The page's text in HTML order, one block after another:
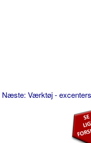
Næste: Værktøj -